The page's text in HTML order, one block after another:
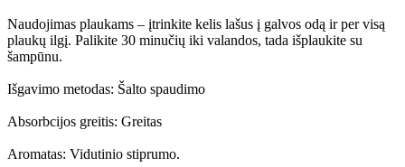
Naudojimas plaukams – įtrinkite kelis lašus į galvos odą ir per visą
plaukų ilgį. Palikite 30 minučių iki valandos, tada išplaukite su
šampūnu.
Išgavimo metodas: Šalto spaudimo
Absorbcijos greitis: Greitas
Aromatas: Vidutinio stiprumo.